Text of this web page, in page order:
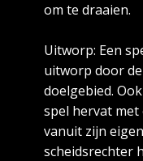
om te draaien.
Uitworp: Een
uitworp door
doelgebied.
spel hervat
vanuit zijn
scheidsrechter